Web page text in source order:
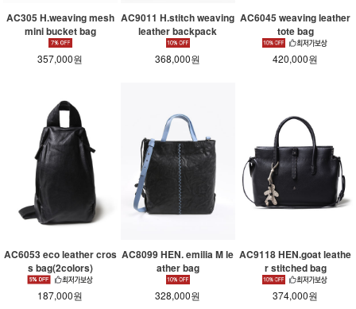
AC305 H.weaving mesh
mini bucket bag
357,000원
AC9011 H.stitch weaving
leather backpack
368,000원
AC6045 weaving leather
tote bag
420,000원
AC6053 eco leather cros
s bag(2colors)
187,000원
AC8099 HEN. emilia M le
ather bag
328,000원
AC9118 HEN.goat leathe
r stitched bag
374,000원